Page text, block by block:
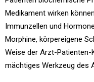
Medikament wirken
Immunzellen und
Morphine, körpereigene
Weise der Arzt-Patienten-
mächtiges Werkzeug des